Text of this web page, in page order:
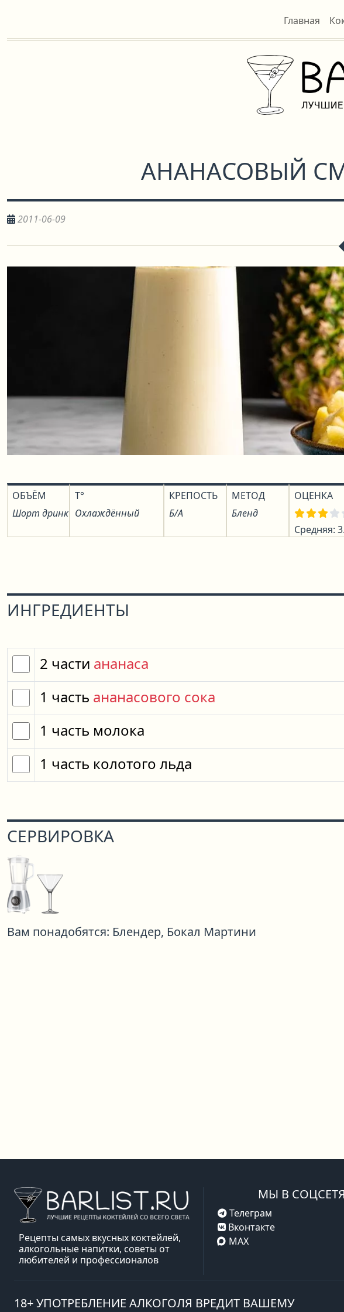
Главная
АНАНАСОВЫЙ
2011-06-09
ОБЪЁМ
Шорт дринк
T°
Охлаждённый
КРЕПОСТЬ
Б/А
МЕТОД
Бленд
ОЦЕНКА
Средняя:
ИНГРЕДИЕНТЫ
2 части ананаса
1 часть ананасового сока
1 часть молока
1 часть колотого льда
СЕРВИРОВКА
Вам понадобятся: Блендер, Бокал Мартини
Рецепты самых вкусных коктейлей,
алкогольные напитки, советы от
любителей и профессионалов
МЫ В
Телеграм
Вконтакте
MAX
18+ УПОТРЕБЛЕНИЕ АЛКОГОЛЯ ВРЕДИТ ВАШЕМУ